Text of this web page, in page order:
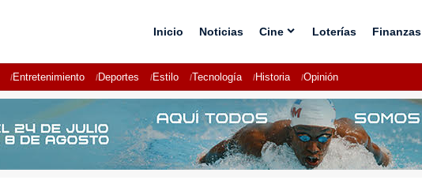
Inicio Noticias Cine Loterías Finanzas
Entretenimiento Deportes Estilo Tecnología Historia Opinión